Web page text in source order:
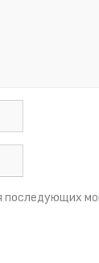
последующих